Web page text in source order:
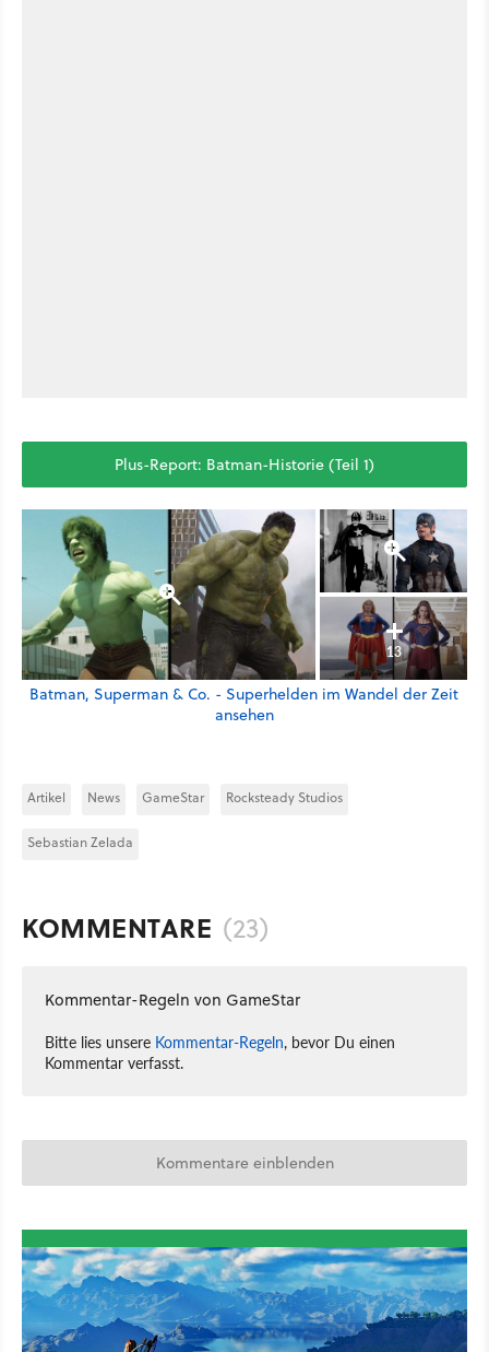
Plus-Report: Batman-Historie (Teil 1)
13
Batman, Superman & Co. - Superhelden im Wandel der Zeit
ansehen
Artikel News GameStar Rocksteady Studios
Sebastian Zelada
KOMMENTARE (23)
Kommentar-Regeln von GameStar
Bitte lies unsere Kommentar-Regeln, bevor Du einen
Kommentar verfasst.
Kommentare einblenden